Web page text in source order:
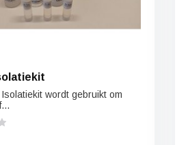
wordt gebruikt om